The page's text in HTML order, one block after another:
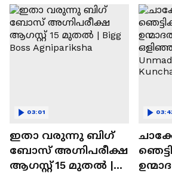
ചെയ്യാനുള്ള
ആത്മവിശ്വാസമുണ്ടാ
യിരുന്നില്ല'
എത്തി
Movie
ഇതാ വരുന്നു ബിഗ്
ബോസ് അഗ്നിപരീക്ഷ
ആഗസ്റ്റ് 15 മുതൽ |
03:01